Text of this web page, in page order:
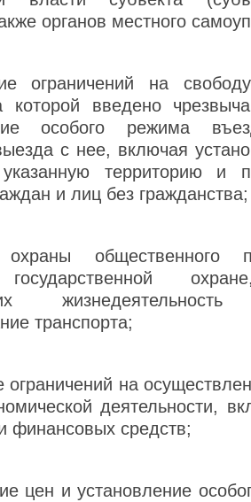
органов местного
ограничений на
которой введено
особого режима
с нее, включая
территорию и
и лиц без гражданства;
общественного
транспорта;
ограничений на
деятельности,
финансовых средств;
цен и установление